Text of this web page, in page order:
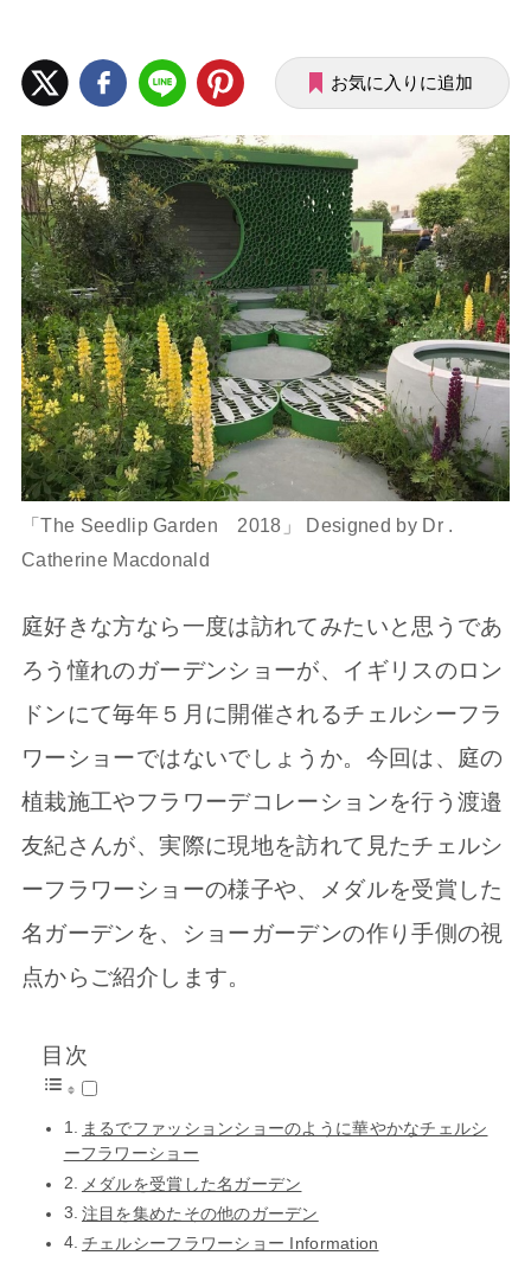
お気に入りに追加
「The Seedlip Garden 2018」 Designed by Dr .
Catherine Macdonald
庭好きな方なら一度は訪れてみたいと思うであ
ろう憧れのガーデンショーが、イギリスのロン
ドンにて毎年５月に開催されるチェルシーフラ
ワーショーではないでしょうか。今回は、庭の
植栽施工やフラワーデコレーションを行う渡邉
友紀さんが、実際に現地を訪れて見たチェルシ
ーフラワーショーの様子や、メダルを受賞した
名ガーデンを、ショーガーデンの作り手側の視
点からご紹介します。
目次
まるでファッションショーのように華やかなチェルシ
ーフラワーショー
メダルを受賞した名ガーデン
注目を集めたその他のガーデン
チェルシーフラワーショー Information